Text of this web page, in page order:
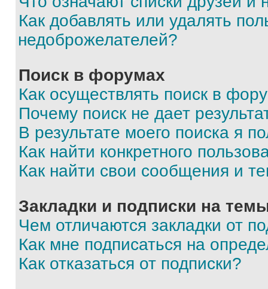
Как добавлять или удалять
недоброжелателей?
Поиск в форумах
Как осуществлять поиск в
Почему поиск не дает
В результате моего поиска я
Как найти конкретного
Как найти свои сообщения и
Закладки и подписки на
Чем отличаются закладки от
Как мне подписаться на
Как отказаться от подписки?